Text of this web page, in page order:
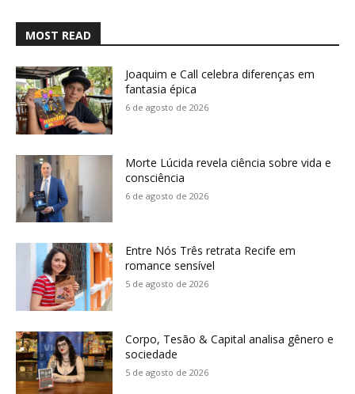
MOST READ
Joaquim e Call celebra diferenças em
fantasia épica
6 de agosto de 2026
Morte Lúcida revela ciência sobre vida e
consciência
6 de agosto de 2026
Entre Nós Três retrata Recife em
romance sensível
5 de agosto de 2026
Corpo, Tesão & Capital analisa gênero e
sociedade
5 de agosto de 2026